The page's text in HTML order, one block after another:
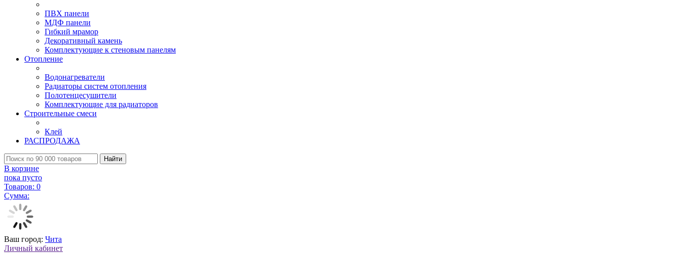
ПВХ панели
МДФ панели
Гибкий мрамор
Декоративный камень
Комплектующие к стеновым панелям
Отопление
Водонагреватели
Радиаторы систем отопления
Полотенцесушители
Комплектующие для радиаторов
Строительные смеси
Клей
РАСПРОДАЖА
Найти
В корзине
пока пусто
Товаров: 0
Сумма:
Ваш город: Чита
Личный кабинет